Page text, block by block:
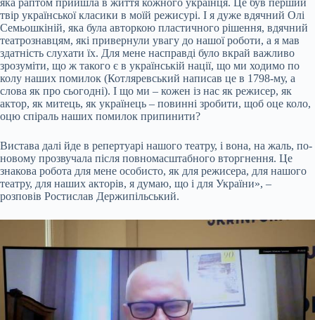
твір української класики в моїй режисурі. І я дуже вдячний Олі
Семьошкіній, яка була авторкою пластичного рішення, вдячний
театрознавцям, які привернули увагу до нашої роботи, а я мав
здатність слухати їх. Для мене насправді було вкрай важливо
зрозуміти, що ж такого є в українській нації, що ми ходимо по
колу наших помилок (Котляревський написав це в 1798-му, а
слова як про сьогодні). І що ми – кожен із нас як режисер, як
актор, як митець, як українець – повинні зробити, щоб оце коло,
оцю спіраль наших помилок припинити?
Вистава далі йде в репертуарі нашого театру, і вона, на жаль, по-
новому прозвучала після повномасштабного вторгнення. Це
знакова робота для мене особисто, як для режисера, для нашого
театру, для наших акторів, я думаю, що і для України», –
розповів Ростислав Держипільський.